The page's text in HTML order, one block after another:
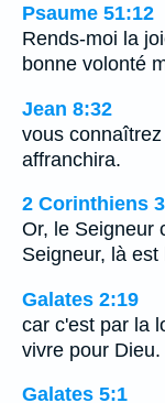
Psaume 51:12
Rends-moi la
bonne volonté
Jean 8:32
vous
affranchira.
2 Corinthiens
Or, le Seigneur
Seigneur, là est
Galates 2:19
car c'est par la
vivre pour Dieu.
Galates 5:1